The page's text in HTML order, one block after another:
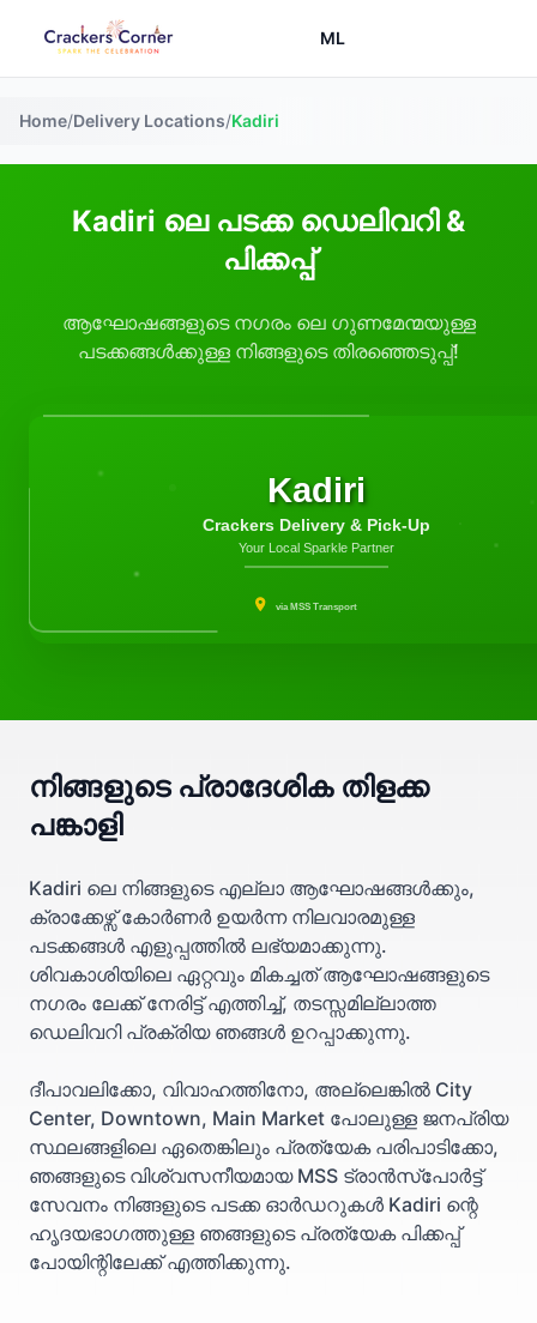
ML
Home/Delivery Locations/Kadiri
Kadiri ലെ പടക്ക ഡെലിവറി &
പിക്കപ്പ്
ആഘോഷങ്ങളുടെ നഗരം ലെ ഗുണമേന്മയുള്ള
പടക്കങ്ങൾക്കുള്ള നിങ്ങളുടെ തിരഞ്ഞെടുപ്പ്!
Kadiri
Crackers Delivery & Pick-Up
Your Local Sparkle Partner
via MSS Transport
നിങ്ങളുടെ പ്രാദേശിക തിളക്ക
പങ്കാളി
Kadiri ലെ നിങ്ങളുടെ എല്ലാ ആഘോഷങ്ങൾക്കും,
ക്രാക്കേഴ്സ് കോർണർ ഉയർന്ന നിലവാരമുള്ള
പടക്കങ്ങൾ എളുപ്പത്തിൽ ലഭ്യമാക്കുന്നു.
ശിവകാശിയിലെ ഏറ്റവും മികച്ചത് ആഘോഷങ്ങളുടെ
നഗരം ലേക്ക് നേരിട്ട് എത്തിച്ച്, തടസ്സമില്ലാത്ത
ഡെലിവറി പ്രക്രിയ ഞങ്ങൾ ഉറപ്പാക്കുന്നു.
ദീപാവലിക്കോ, വിവാഹത്തിനോ, അല്ലെങ്കിൽ City
Center, Downtown, Main Market പോലുള്ള ജനപ്രിയ
സ്ഥലങ്ങളിലെ ഏതെങ്കിലും പ്രത്യേക പരിപാടിക്കോ,
ഞങ്ങളുടെ വിശ്വസനീയമായ MSS ട്രാൻസ്പോർട്ട്
സേവനം നിങ്ങളുടെ പടക്ക ഓർഡറുകൾ Kadiri ന്റെ
ഹൃദയഭാഗത്തുള്ള ഞങ്ങളുടെ പ്രത്യേക പിക്കപ്പ്
പോയിന്റിലേക്ക് എത്തിക്കുന്നു.